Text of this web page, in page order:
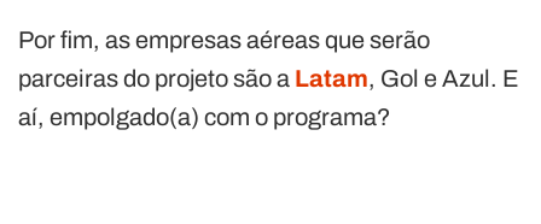
Por fim, as empresas aéreas que serão
parceiras do projeto são a Latam, Gol e Azul. E
aí, empolgado(a) com o programa?